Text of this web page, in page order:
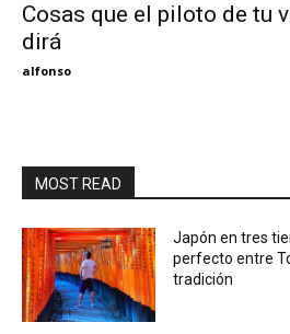
Cosas que el piloto de tu
dirá
alfonso
MOST READ
Japón en tres
perfecto entre
tradición